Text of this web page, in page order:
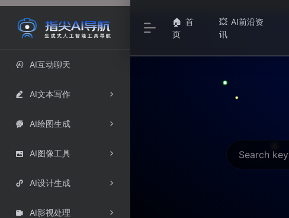
 AI互动聊天
 AI文本写作
 AI绘图生成
 AI图像工具
 AI设计生成
 AI影视处理
🏠 首
页
💥 AI前沿资
讯